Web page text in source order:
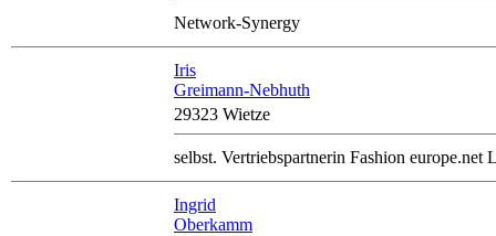
Network-Synergy
Iris
Greimann-Nebhuth
29323 Wietze
selbst. Vertriebspartnerin Fashion europe.net
Ingrid
Oberkamm